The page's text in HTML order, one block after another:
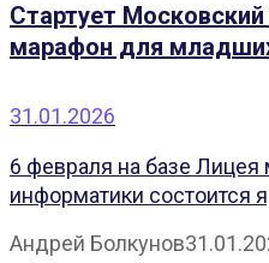
Стартует
марафон для
31.01.2026
6 февраля на базе Лицея
информатики состоится
Андрей Болкунов